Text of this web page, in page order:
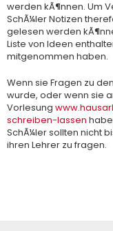
werden kÃ¶nnen. Um
SchÃ¼ler Notizen
gelesen werden
Liste von Ideen
mitgenommen haben.
Wenn sie Fragen zu
wurde, oder wenn sie
Vorlesung
schreiben-lassen
SchÃ¼ler sollten nicht
ihren Lehrer zu fragen.